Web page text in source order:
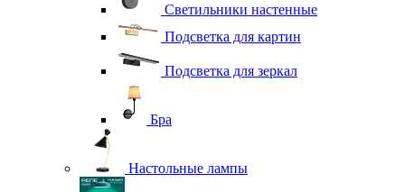
Светильники настенные
Подсветка для картин
Подсветка для зеркал
Бра
Настольные лампы